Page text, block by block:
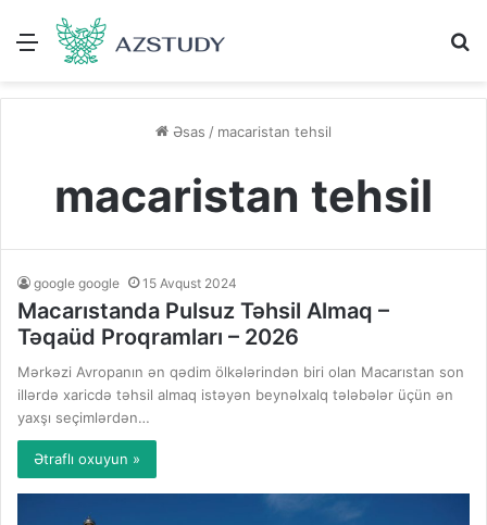
Menu
Əsas / macaristan tehsil
macaristan tehsil
google google 15 Avqust 2024
Macarıstanda Pulsuz Təhsil Almaq –
Təqaüd Proqramları – 2026
Mərkəzi Avropanın ən qədim ölkələrindən biri olan Macarıstan son
illərdə xaricdə təhsil almaq istəyən beynəlxalq tələbələr üçün ən
yaxşı seçimlərdən…
Ətraflı oxuyun »